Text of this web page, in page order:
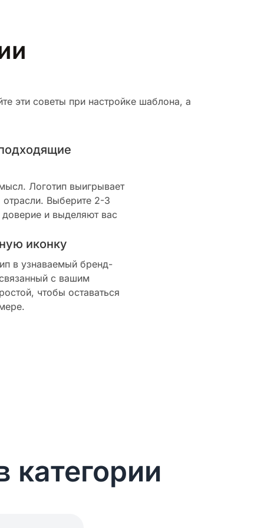
эти советы при настройке шаблона, а
Логотип выигрывает
Выберите 2-3
и выделяют вас
иконку
в узнаваемый бренд-
с вашим
чтобы оставаться
категории